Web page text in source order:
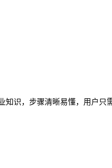
识，步骤清晰易懂，用户只